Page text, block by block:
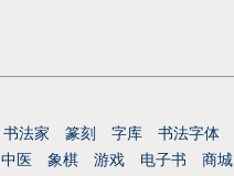
书法家 篆刻 字库 书法字体
中医 象棋 游戏 电子书 商城